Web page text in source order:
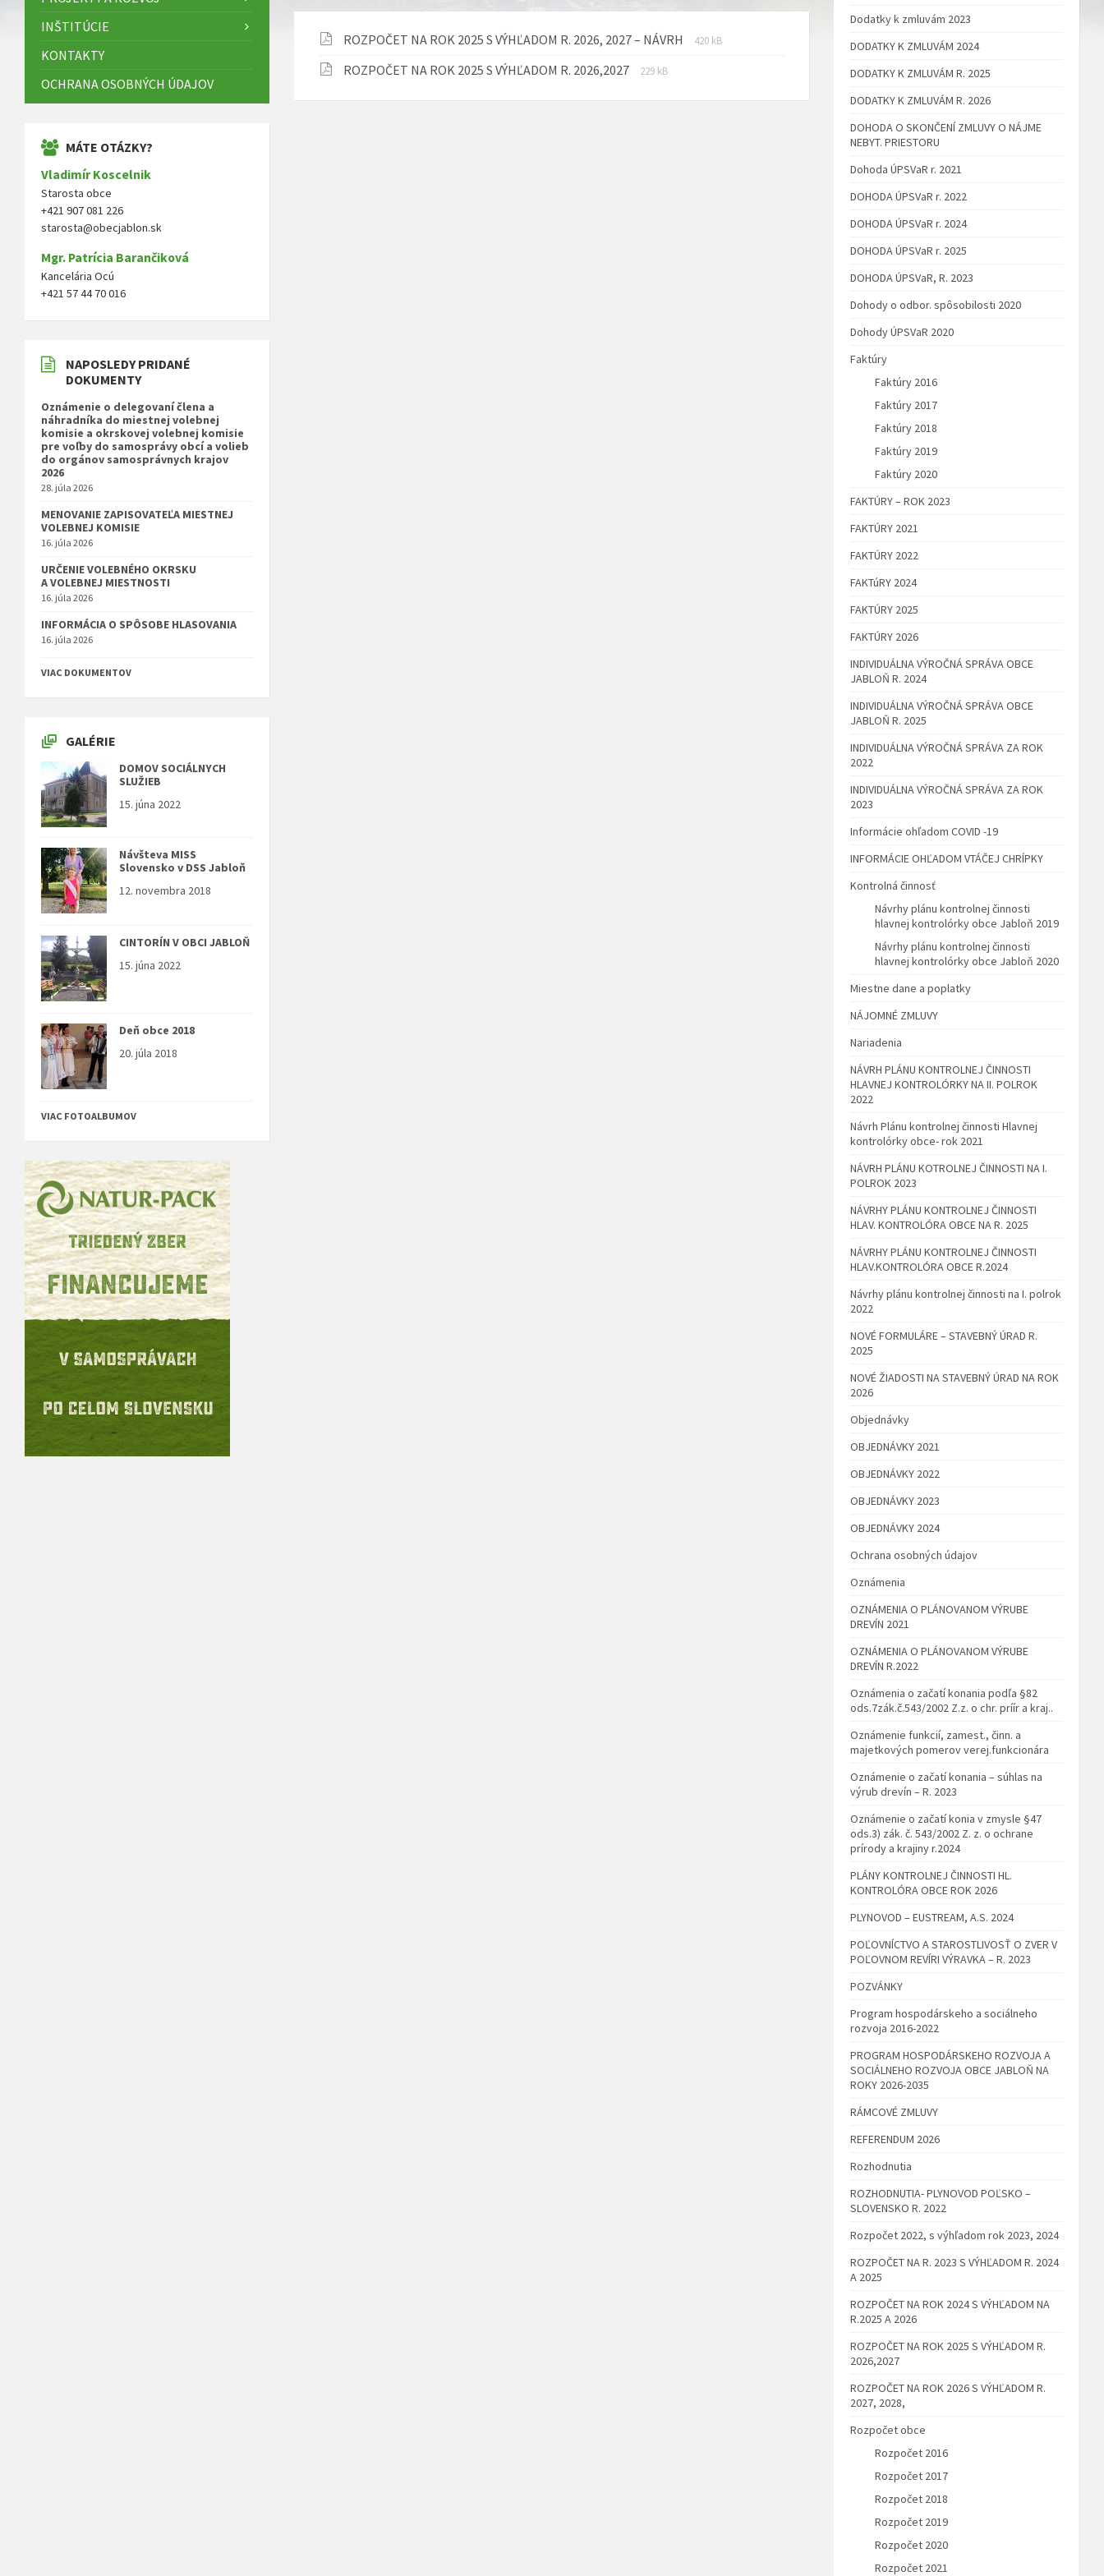
ROZPOČET NA ROK 2025 S VÝHĽADOM R. 2026, 2027 – NÁVRH
Prípona
Veľkosť
420 kB
ROZPOČET NA ROK 2025 S VÝHĽADOM R. 2026,2027
Prípona
pdf
Veľkosť
229 kB
INŠTITÚCIE
KONTAKTY
OCHRANA OSOBNÝCH ÚDAJOV
MÁTE OTÁZKY?
Vladimír Koscelnik
Starosta obce
+421 907 081 226
starosta@obecjablon.sk
Mgr. Patrícia Barančiková
Kancelária Ocú
+421 57 44 70 016
NAPOSLEDY PRIDANÉ
DOKUMENTY
Oznámenie o delegovaní člena a
náhradníka do miestnej volebnej
komisie a okrskovej volebnej komisie
pre voľby do samosprávy obcí a volieb
do orgánov samosprávnych krajov
2026
28. júla 2026
MENOVANIE ZAPISOVATEĽA MIESTNEJ
VOLEBNEJ KOMISIE
16. júla 2026
URČENIE VOLEBNÉHO OKRSKU
A VOLEBNEJ MIESTNOSTI
16. júla 2026
INFORMÁCIA O SPÔSOBE HLASOVANIA
16. júla 2026
VIAC DOKUMENTOV
GALÉRIE
DOMOV SOCIÁLNYCH
SLUŽIEB
15. júna 2022
Návšteva MISS
Slovensko v DSS Jabloň
12. novembra 2018
CINTORÍN V OBCI JABLOŇ
15. júna 2022
Deň obce 2018
20. júla 2018
VIAC FOTOALBUMOV
Dodatky k zmluvám 2023
DODATKY K ZMLUVÁM 2024
DODATKY K ZMLUVÁM R. 2025
DODATKY K ZMLUVÁM R. 2026
DOHODA O SKONČENÍ ZMLUVY O NÁJME
NEBYT. PRIESTORU
Dohoda ÚPSVaR r. 2021
DOHODA ÚPSVaR r. 2022
DOHODA ÚPSVaR r. 2024
DOHODA ÚPSVaR r. 2025
DOHODA ÚPSVaR, R. 2023
Dohody o odbor. spôsobilosti 2020
Dohody ÚPSVaR 2020
Faktúry
Faktúry 2016
Faktúry 2017
Faktúry 2018
Faktúry 2019
Faktúry 2020
FAKTÚRY – ROK 2023
FAKTÚRY 2021
FAKTÚRY 2022
FAKTúRY 2024
FAKTÚRY 2025
FAKTÚRY 2026
INDIVIDUÁLNA VÝROČNÁ SPRÁVA OBCE
JABLOŇ R. 2024
INDIVIDUÁLNA VÝROČNÁ SPRÁVA OBCE
JABLOŇ R. 2025
INDIVIDUÁLNA VÝROČNÁ SPRÁVA ZA ROK
2022
INDIVIDUÁLNA VÝROČNÁ SPRÁVA ZA ROK
2023
Informácie ohľadom COVID -19
INFORMÁCIE OHĽADOM VTÁČEJ CHRÍPKY
Kontrolná činnosť
Návrhy plánu kontrolnej činnosti
hlavnej kontrolórky obce Jabloň 2019
Návrhy plánu kontrolnej činnosti
hlavnej kontrolórky obce Jabloň 2020
Miestne dane a poplatky
NÁJOMNÉ ZMLUVY
Nariadenia
NÁVRH PLÁNU KONTROLNEJ ČINNOSTI
HLAVNEJ KONTROLÓRKY NA II. POLROK
2022
Návrh Plánu kontrolnej činnosti Hlavnej
kontrolórky obce- rok 2021
NÁVRH PLÁNU KOTROLNEJ ČINNOSTI NA I.
POLROK 2023
NÁVRHY PLÁNU KONTROLNEJ ČINNOSTI
HLAV. KONTROLÓRA OBCE NA R. 2025
NÁVRHY PLÁNU KONTROLNEJ ČINNOSTI
HLAV.KONTROLÓRA OBCE R.2024
Návrhy plánu kontrolnej činnosti na I. polrok
2022
NOVÉ FORMULÁRE – STAVEBNÝ ÚRAD R.
2025
NOVÉ ŽIADOSTI NA STAVEBNÝ ÚRAD NA ROK
2026
Objednávky
OBJEDNÁVKY 2021
OBJEDNÁVKY 2022
OBJEDNÁVKY 2023
OBJEDNÁVKY 2024
Ochrana osobných údajov
Oznámenia
OZNÁMENIA O PLÁNOVANOM VÝRUBE
DREVÍN 2021
OZNÁMENIA O PLÁNOVANOM VÝRUBE
DREVÍN R.2022
Oznámenia o začatí konania podľa §82
ods.7zák.č.543/2002 Z.z. o chr. príír a kraj..
Oznámenie funkcií, zamest., činn. a
majetkových pomerov verej.funkcionára
Oznámenie o začatí konania – súhlas na
výrub drevín – R. 2023
Oznámenie o začatí konia v zmysle §47
ods.3) zák. č. 543/2002 Z. z. o ochrane
prírody a krajiny r.2024
PLÁNY KONTROLNEJ ČINNOSTI HL.
KONTROLÓRA OBCE ROK 2026
PLYNOVOD – EUSTREAM, A.S. 2024
POĽOVNÍCTVO A STAROSTLIVOSŤ O ZVER V
POĽOVNOM REVÍRI VÝRAVKA – R. 2023
POZVÁNKY
Program hospodárskeho a sociálneho
rozvoja 2016-2022
PROGRAM HOSPODÁRSKEHO ROZVOJA A
SOCIÁLNEHO ROZVOJA OBCE JABLOŇ NA
ROKY 2026-2035
RÁMCOVÉ ZMLUVY
REFERENDUM 2026
Rozhodnutia
ROZHODNUTIA- PLYNOVOD POĽSKO –
SLOVENSKO R. 2022
Rozpočet 2022, s výhľadom rok 2023, 2024
ROZPOČET NA R. 2023 S VÝHĽADOM R. 2024
A 2025
ROZPOČET NA ROK 2024 S VÝHĽADOM NA
R.2025 A 2026
ROZPOČET NA ROK 2025 S VÝHĽADOM R.
2026,2027
ROZPOČET NA ROK 2026 S VÝHĽADOM R.
2027, 2028,
Rozpočet obce
Rozpočet 2016
Rozpočet 2017
Rozpočet 2018
Rozpočet 2019
Rozpočet 2020
Rozpočet 2021